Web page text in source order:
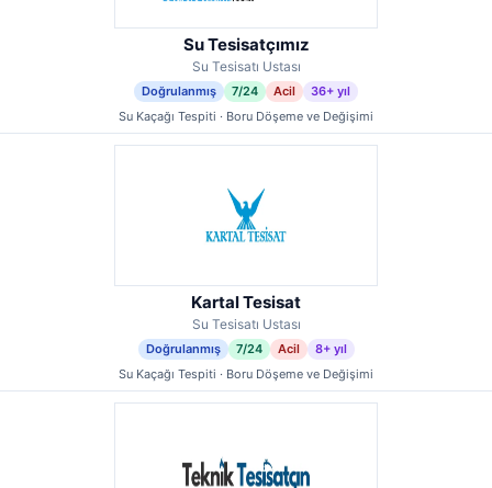
Su Tesisatçımız
Su Tesisatı Ustası
Doğrulanmış 7/24 Acil
36+ yıl
Su Kaçağı Tespiti · Boru Döşeme ve Değişimi
Kartal Tesisat
Su Tesisatı Ustası
Doğrulanmış 7/24 Acil
8+ yıl
Su Kaçağı Tespiti · Boru Döşeme ve Değişimi